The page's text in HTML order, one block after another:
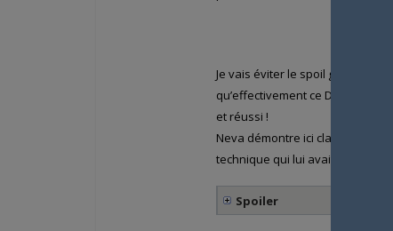
Je vais éviter le spoil gras,
qu’effectivement ce Dragon
et réussi !
Neva démontre ici clairement
technique qui lui avait permis
Spoiler